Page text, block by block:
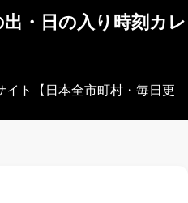
・日の入り時刻カレ
イト【日本全市町村・毎日更